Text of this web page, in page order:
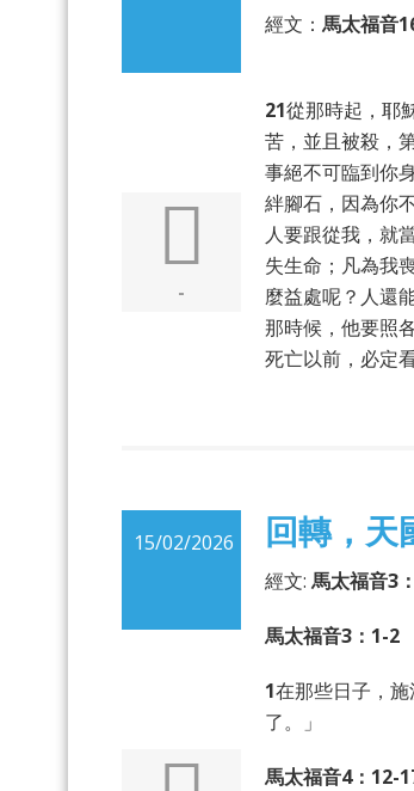
-
經文： 馬太福音
21從那時起，耶
苦，並且被殺，
事絕不可臨到你
絆腳石，因為你
人要跟從我，就
失生命；凡為我
麼益處呢？人還
那時候，他要照
死亡以前，必定
15/02/2026 回轉，天
經文: 馬太福音3
馬太福音3：1-2
1在那些日子，施
了。」
馬太福音4：12-